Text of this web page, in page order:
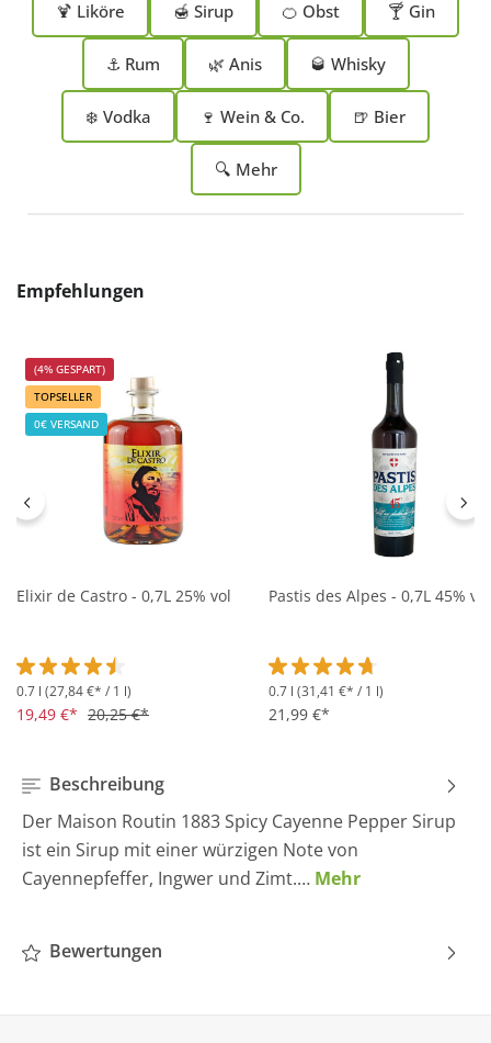
🍹 Liköre 🍯 Sirup 🍊 Obst 🍸 Gin
⚓ Rum 🌿 Anis 🥃 Whisky
❄️ Vodka 🍷 Wein & Co. 🍺 Bier
🔍 Mehr
Produktgalerie überspringen
Empfehlungen
(4% GESPART)
TOPSELLER
0€ VERSAND
Elixir de Castro - 0,7L 25% vol
Durchschnittliche Bewertung von 4.5 von 5 Sternen
0.7 l (27,84 €* / 1 l)
19,49 €* 20,25 €*
Pastis des Alpes - 0,7L 45% vol
Durchschnittliche
0.7 l (31,41 €* / 1 l)
21,99 €*
Beschreibung
Der Maison Routin 1883 Spicy Cayenne Pepper Sirup
ist ein Sirup mit einer würzigen Note von
Cayennepfeffer, Ingwer und Zimt.… Mehr
Bewertungen